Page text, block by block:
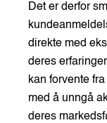
Det er derfor
direkte med
deres
kan forvente
med å unngå
deres